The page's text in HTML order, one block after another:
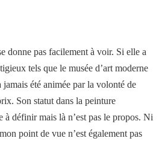
donne pas facilement à voir. Si elle a
tels que le musée d’art moderne
été animée par la volonté de
Son statut dans la peinture
à définir mais là n’est pas le propos. Ni
point de vue n’est également pas